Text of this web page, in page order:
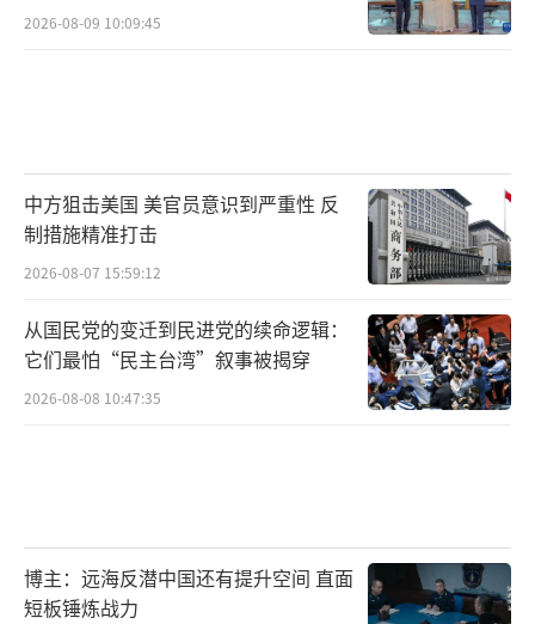
2026-08-09 10:09:45
中方狙击美国 美官员意识到严重性 反
制措施精准打击
2026-08-07 15:59:12
从国民党的变迁到民进党的续命逻辑：
它们最怕“民主台湾”叙事被揭穿
2026-08-08 10:47:35
博主：远海反潜中国还有提升空间 直面
短板锤炼战力